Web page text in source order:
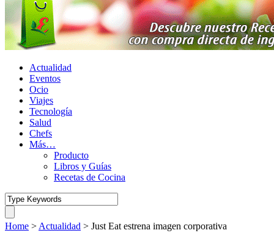
Actualidad
Eventos
Ocio
Viajes
Tecnología
Salud
Chefs
Más…
Producto
Libros y Guías
Recetas de Cocina
Home > Actualidad > Just Eat estrena imagen corporativa